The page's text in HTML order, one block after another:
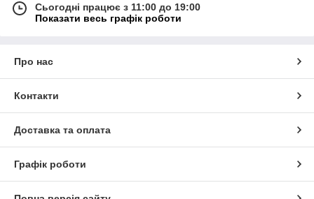
Сьогодні працює з 11:00 до 19:00
Показати весь графік роботи
Про нас
Контакти
Доставка та оплата
Графік роботи